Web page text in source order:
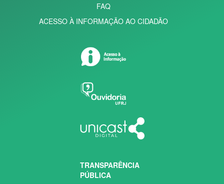
FAQ
ACESSO À INFORMAÇÃO AO CIDADÃO
TRANSPARÊNCIA
PÚBLICA